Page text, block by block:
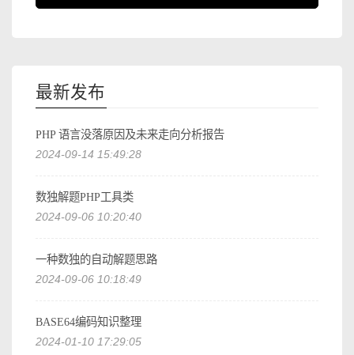
最新发布
PHP 语言没落原因及未来走向分析报告
2024-09-14 15:49:28
数独解题PHP工具类
2024-09-06 10:20:40
一种数独的自动解题思路
2024-09-06 10:18:49
BASE64编码知识整理
2024-01-10 17:29:05